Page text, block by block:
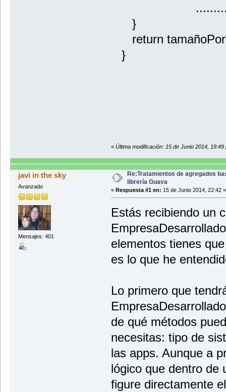
}
return
}
« Última modificación: 15 de Junio 2014, 19:49
javi in the sky
Avanzado
Mensajes: 401
Re:Tratamientos de agregados
librería Guava
« Respuesta #1 en: 15 de Junio 2014, 22:42 »
Estás recibiendo un
elementos tienes
es lo que he
Lo primero que
de qué métodos
necesitas: tipo de
las apps. Aunque a
lógico que dentro de
figure directamente